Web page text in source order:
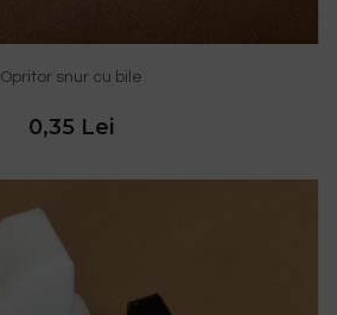
Opritor snur cu bile
0,35 Lei